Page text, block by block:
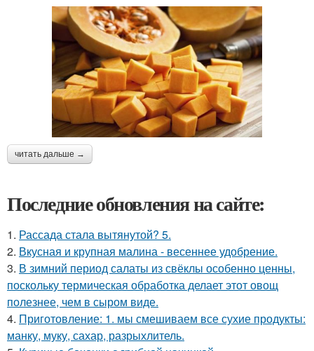
читать дальше →
Последние обновления на сайте:
1. Рассада стала вытянутой? 5.
2. Вкусная и крупная малина - весеннее удобрение.
3. В зимний период салаты из свёклы особенно ценны,
поскольку термическая обработка делает этот овощ
полезнее, чем в сыром виде.
4. Приготовление: 1. мы смешиваем все сухие продукты:
манку, муку, сахар, разрыхлитель.